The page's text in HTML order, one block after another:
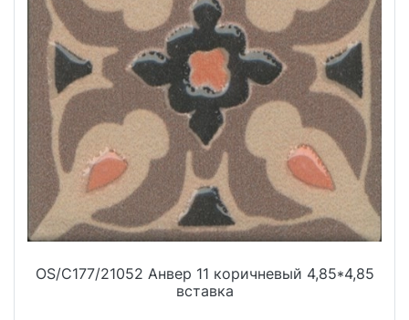
OS/C177/21052 Анвер 11 коричневый 4,85*4,85
вставка